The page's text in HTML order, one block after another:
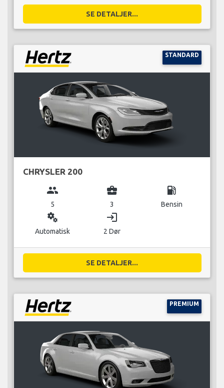
SE DETALJER...
STANDARD
CHRYSLER 200
group
5
business_center
3
local_gas_station
Bensin
miscellaneous_services
Automatisk
login
2 Dør
SE DETALJER...
PREMIUM